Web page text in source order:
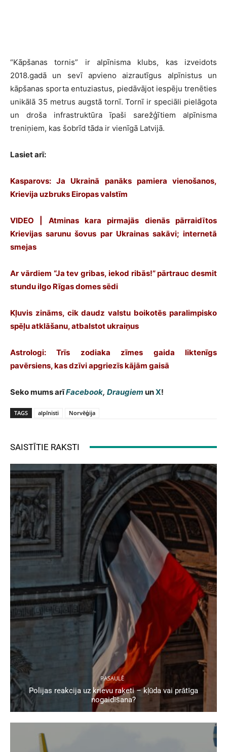
“Kāpšanas tornis” ir alpīnisma klubs, kas izveidots
2018.gadā un sevī apvieno aizrautīgus alpīnistus un
kāpšanas sporta entuziastus, piedāvājot iespēju trenēties
unikālā 35 metrus augstā tornī. Tornī ir speciāli pielāgota
un droša infrastruktūra īpaši sarežģītiem alpīnisma
treniņiem, kas šobrīd tāda ir vienīgā Latvijā.
Lasiet arī:
Kasparovs: Ja Ukrainā panāks pamiera vienošanos,
Krievija uzbruks Eiropas valstīm
VIDEO | Atminas kara pirmajās dienās pārraidītos
Krievijas sarunu šovus par Ukrainas sakāvi; internetā
smejas
Ar vārdiem “Ja tev gribas, iekod ribās!” pārtrauc desmit
stundu ilgo Rīgas domes sēdi
Kļuvis zināms, cik daudz valstu boikotēs paralimpisko
spēļu atklāšanu, atbalstot ukraiņus
Astrologi: Trīs zodiaka zīmes gaida liktenīgs
pavērsiens, kas dzīvi apgriezīs kājām gaisā
Seko mums arīFacebook, Draugiem unX!
TAGS alpīnisti Norvēģija
SAISTĪTIE RAKSTI
PASAULĒ
Polijas reakcija uz krievu raķeti – kļūda vai prātīga
nogaidīšana?